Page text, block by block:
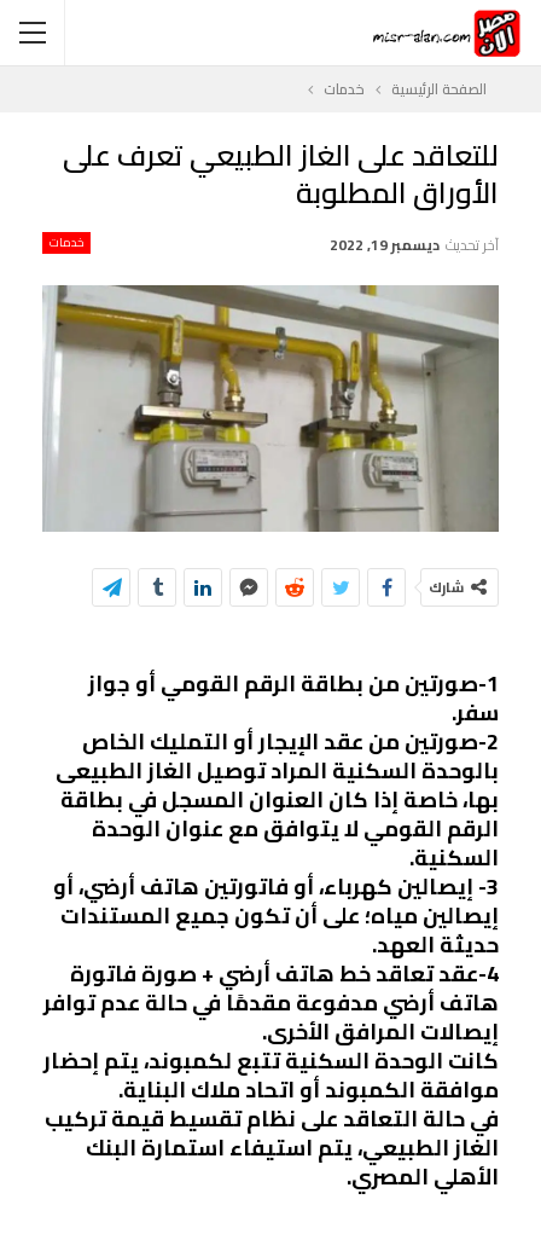
الصفحة الرئيسية خدمات
للتعاقد على الغاز الطبيعي تعرف على
الأوراق المطلوبة
خدمات آخر تحديث ديسمبر 19, 2022
شارك
1-صورتين من بطاقة الرقم القومي أو جواز
سفر.
2-صورتين من عقد الإيجار أو التمليك الخاص
بالوحدة السكنية المراد توصيل الغاز الطبيعى
بها، خاصة إذا كان العنوان المسجل في بطاقة
الرقم القومي لا يتوافق مع عنوان الوحدة
السكنية.
3- إيصالين كهرباء، أو فاتورتين هاتف أرضي، أو
إيصالين مياه؛ على أن تكون جميع المستندات
حديثة العهد.
4-عقد تعاقد خط هاتف أرضي + صورة فاتورة
هاتف أرضي مدفوعة مقدمًا في حالة عدم توافر
إيصالات المرافق الأخرى.
كانت الوحدة السكنية تتبع لكمبوند، يتم إحضار
موافقة الكمبوند أو اتحاد ملاك البناية.
في حالة التعاقد على نظام تقسيط قيمة تركيب
الغاز الطبيعي، يتم استيفاء استمارة البنك
الأهلي المصري.